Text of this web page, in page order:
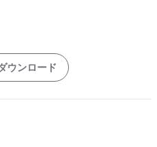
ウンロード